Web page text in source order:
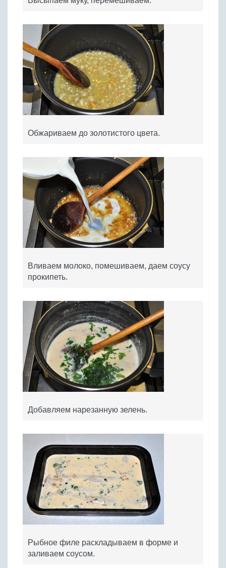
Обжариваем до золотистого цвета.
Вливаем молоко, помешиваем, даем соусу
прокипеть.
Добавляем нарезанную зелень.
Рыбное филе раскладываем в форме и
заливаем соусом.